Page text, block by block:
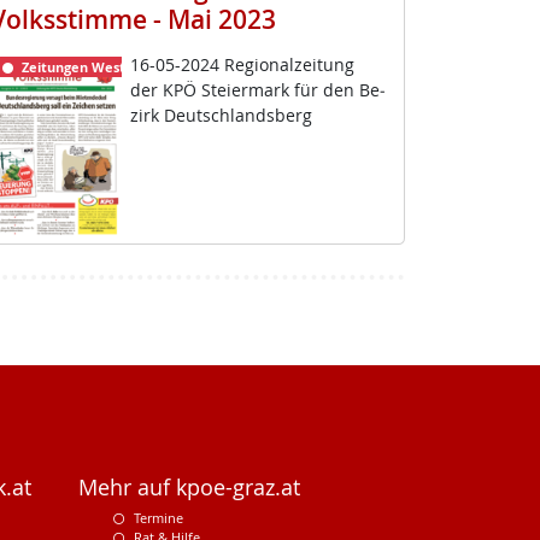
- Mai 2023
Zeitungen Weststeiermark16-05-2024 Re­gio­nal­zei­tung
der KPÖ Stei­er­mark für den Be­
zirk Deut­sch­lands­berg
Mehr auf kpoe-graz.at
Termine